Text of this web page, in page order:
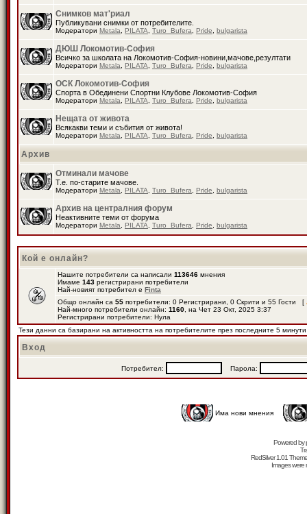
Снимков мат'риал
Публикувани снимки от потребителите.
Модератори Metala PILATA Turo_Bufera Pride bulgarista
ДЮШ Локомотив-София
Всичко за школата на Локомотив-София-новини,мачове,резултати
Модератори Metala PILATA Turo_Bufera Pride bulgarista
ОСК Локомотив-София
Спорта в Обединени Спортни Клубове Локомотив-София
Модератори Metala PILATA Turo_Bufera Pride bulgarista
Нещата от живота
Всякакви теми и събития от живота!
Модератори Metala PILATA Turo_Bufera Pride bulgarista
Архив
Отминали мачове
Т.е. по-старите мачове.
Модератори Metala PILATA Turo_Bufera Pride bulgarista
Архив на централния форум
Неактивните теми от форума
Модератори Metala PILATA Turo_Bufera Pride bulgarista
Кой е онлайн?
Нашите потребители са написали 113646 мнения
Имаме 143 регистрирани потребители
Най-новият потребител е Finta
Общо онлайн са 55 потребители: 0 Регистрирани, 0 Скрити и 55 Гости [
Най-много потребители онлайн: 1160 , на Чет 23 Окт, 2025 3:37
Регистрирани потребители: Нула
Тези данни са базирани на активността на потребителите през последните 5 минути
Вход
Потребител: Парола:
Има нови мнения
Powered by
RedSilver 1.01
Images were